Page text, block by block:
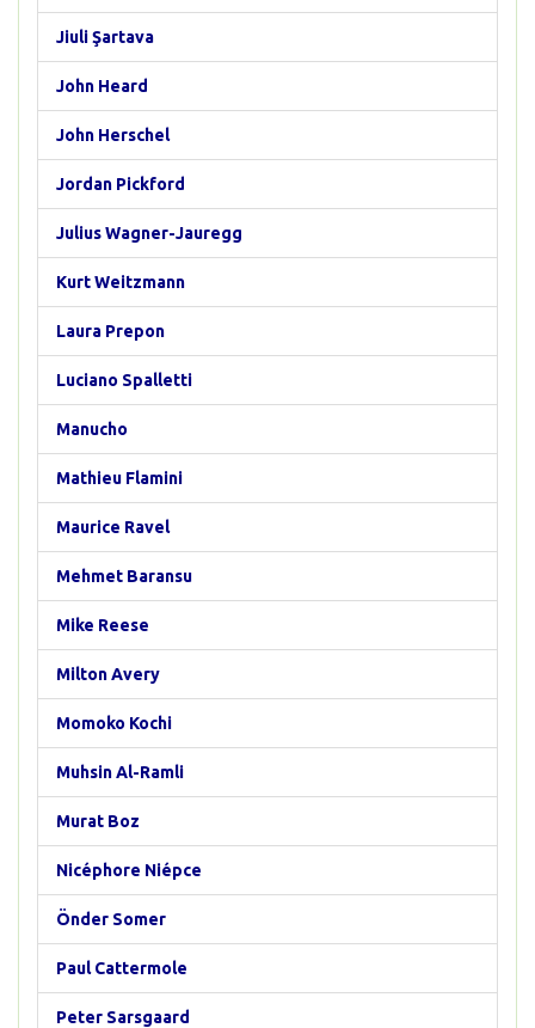
Jiuli Şartava
John Heard
John Herschel
Jordan Pickford
Julius Wagner-Jauregg
Kurt Weitzmann
Laura Prepon
Luciano Spalletti
Manucho
Mathieu Flamini
Maurice Ravel
Mehmet Baransu
Mike Reese
Milton Avery
Momoko Kochi
Muhsin Al-Ramli
Murat Boz
Nicéphore Niépce
Önder Somer
Paul Cattermole
Peter Sarsgaard